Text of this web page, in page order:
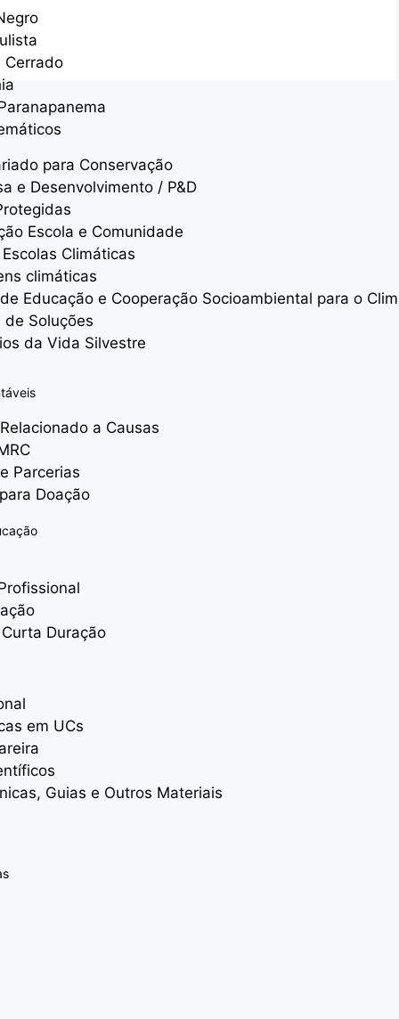
Cerrado
para Conservação
e Desenvolvimento / P&D
Escola e Comunidade
Climáticas
climáticas
Educação e Cooperação Socioambiental para o
de Soluções
da Vida Silvestre
a Causas
Parcerias
Doação
Duração
em UCs
Guias e Outros Materiais